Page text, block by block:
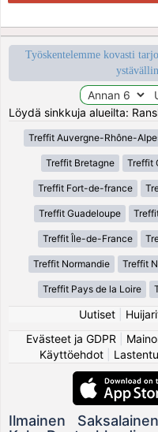
Työskentelemme kovasti
Löydä sinkkuja alueilta:
Treffit Auvergne-Rhône-
Treffit Bretagne Treffit
Treffit Fort-de-france
Treffit Guadeloupe
Treffit Île-de-France
Treffit Normandie Treffit
Treffit Pays de la Loire
Uutiset
Evästeet ja GDPR
Käyttöehdot
Ilmainen